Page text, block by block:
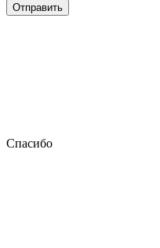
Отправить
Спасибо